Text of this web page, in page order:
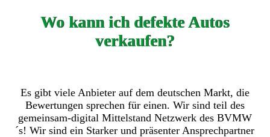
Wo kann ich defekte Autos
verkaufen?
Es gibt viele Anbieter auf dem deutschen Markt, die
Bewertungen sprechen für einen. Wir sind teil des
gemeinsam-digital Mittelstand Netzwerk des BVMW
´s! Wir sind ein Starker und präsenter Ansprechpartner